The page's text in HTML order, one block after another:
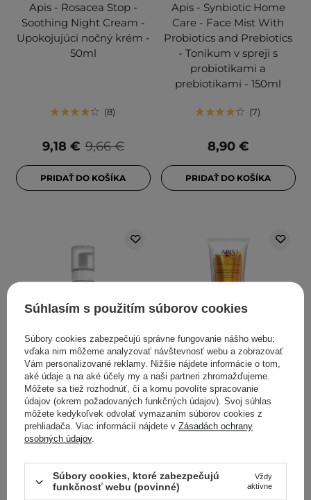
Apis - Rosacea Stop -
Soothing Night Cream -
Upokojujúci nočný krém -
50ml
8
9,66 €
9,18 €
PRIDAŤ DO KOŠÍKA
Apis - Synbiotic Home
Care - Face Mist With
Probiotics and Prebiotics
- Tonikum v spreji s
probiotikami a
prebiotikami - 150ml
7
8,90 €
PRIDAŤ DO KOŠÍKA
Apis - Exotic Home Care -
Enzymatic Face Washing
Foam - Enzymatická
pena na umývanie pleti -
150ml
7,30 €
Apis - Exotic Home Care -
Exotic Body Vitalizing
Balm - Exotický
vitalizačný telový balzam
- 200ml
5,10 €
Súhlasím s použitím súborov cookies
Súbory cookies zabezpečujú správne fungovanie nášho webu;
vďaka nim môžeme analyzovať návštevnosť webu a zobrazovať
Vám personalizované reklamy. Nižšie nájdete informácie o tom,
aké údaje a na aké účely my a naši partneri zhromažďujeme.
Môžete sa tiež rozhodnúť, či a komu povolíte spracovanie
údajov (okrem požadovaných funkčných údajov). Svoj súhlas
môžete kedykoľvek odvolať vymazaním súborov cookies z
prehliadača. Viac informácií nájdete v Zásadách ochrany
osobných údajov.
Súbory cookies, ktoré zabezpečujú
funkčnosť webu (povinné)
Vždy
aktívne